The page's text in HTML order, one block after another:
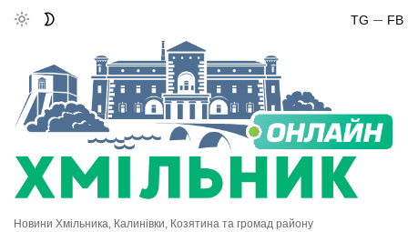
FB
TG
Новини Хмільника, Калинівки, Козятина та громад району